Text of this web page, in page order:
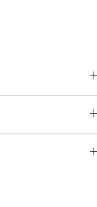
Res offre
sensibile riduzione